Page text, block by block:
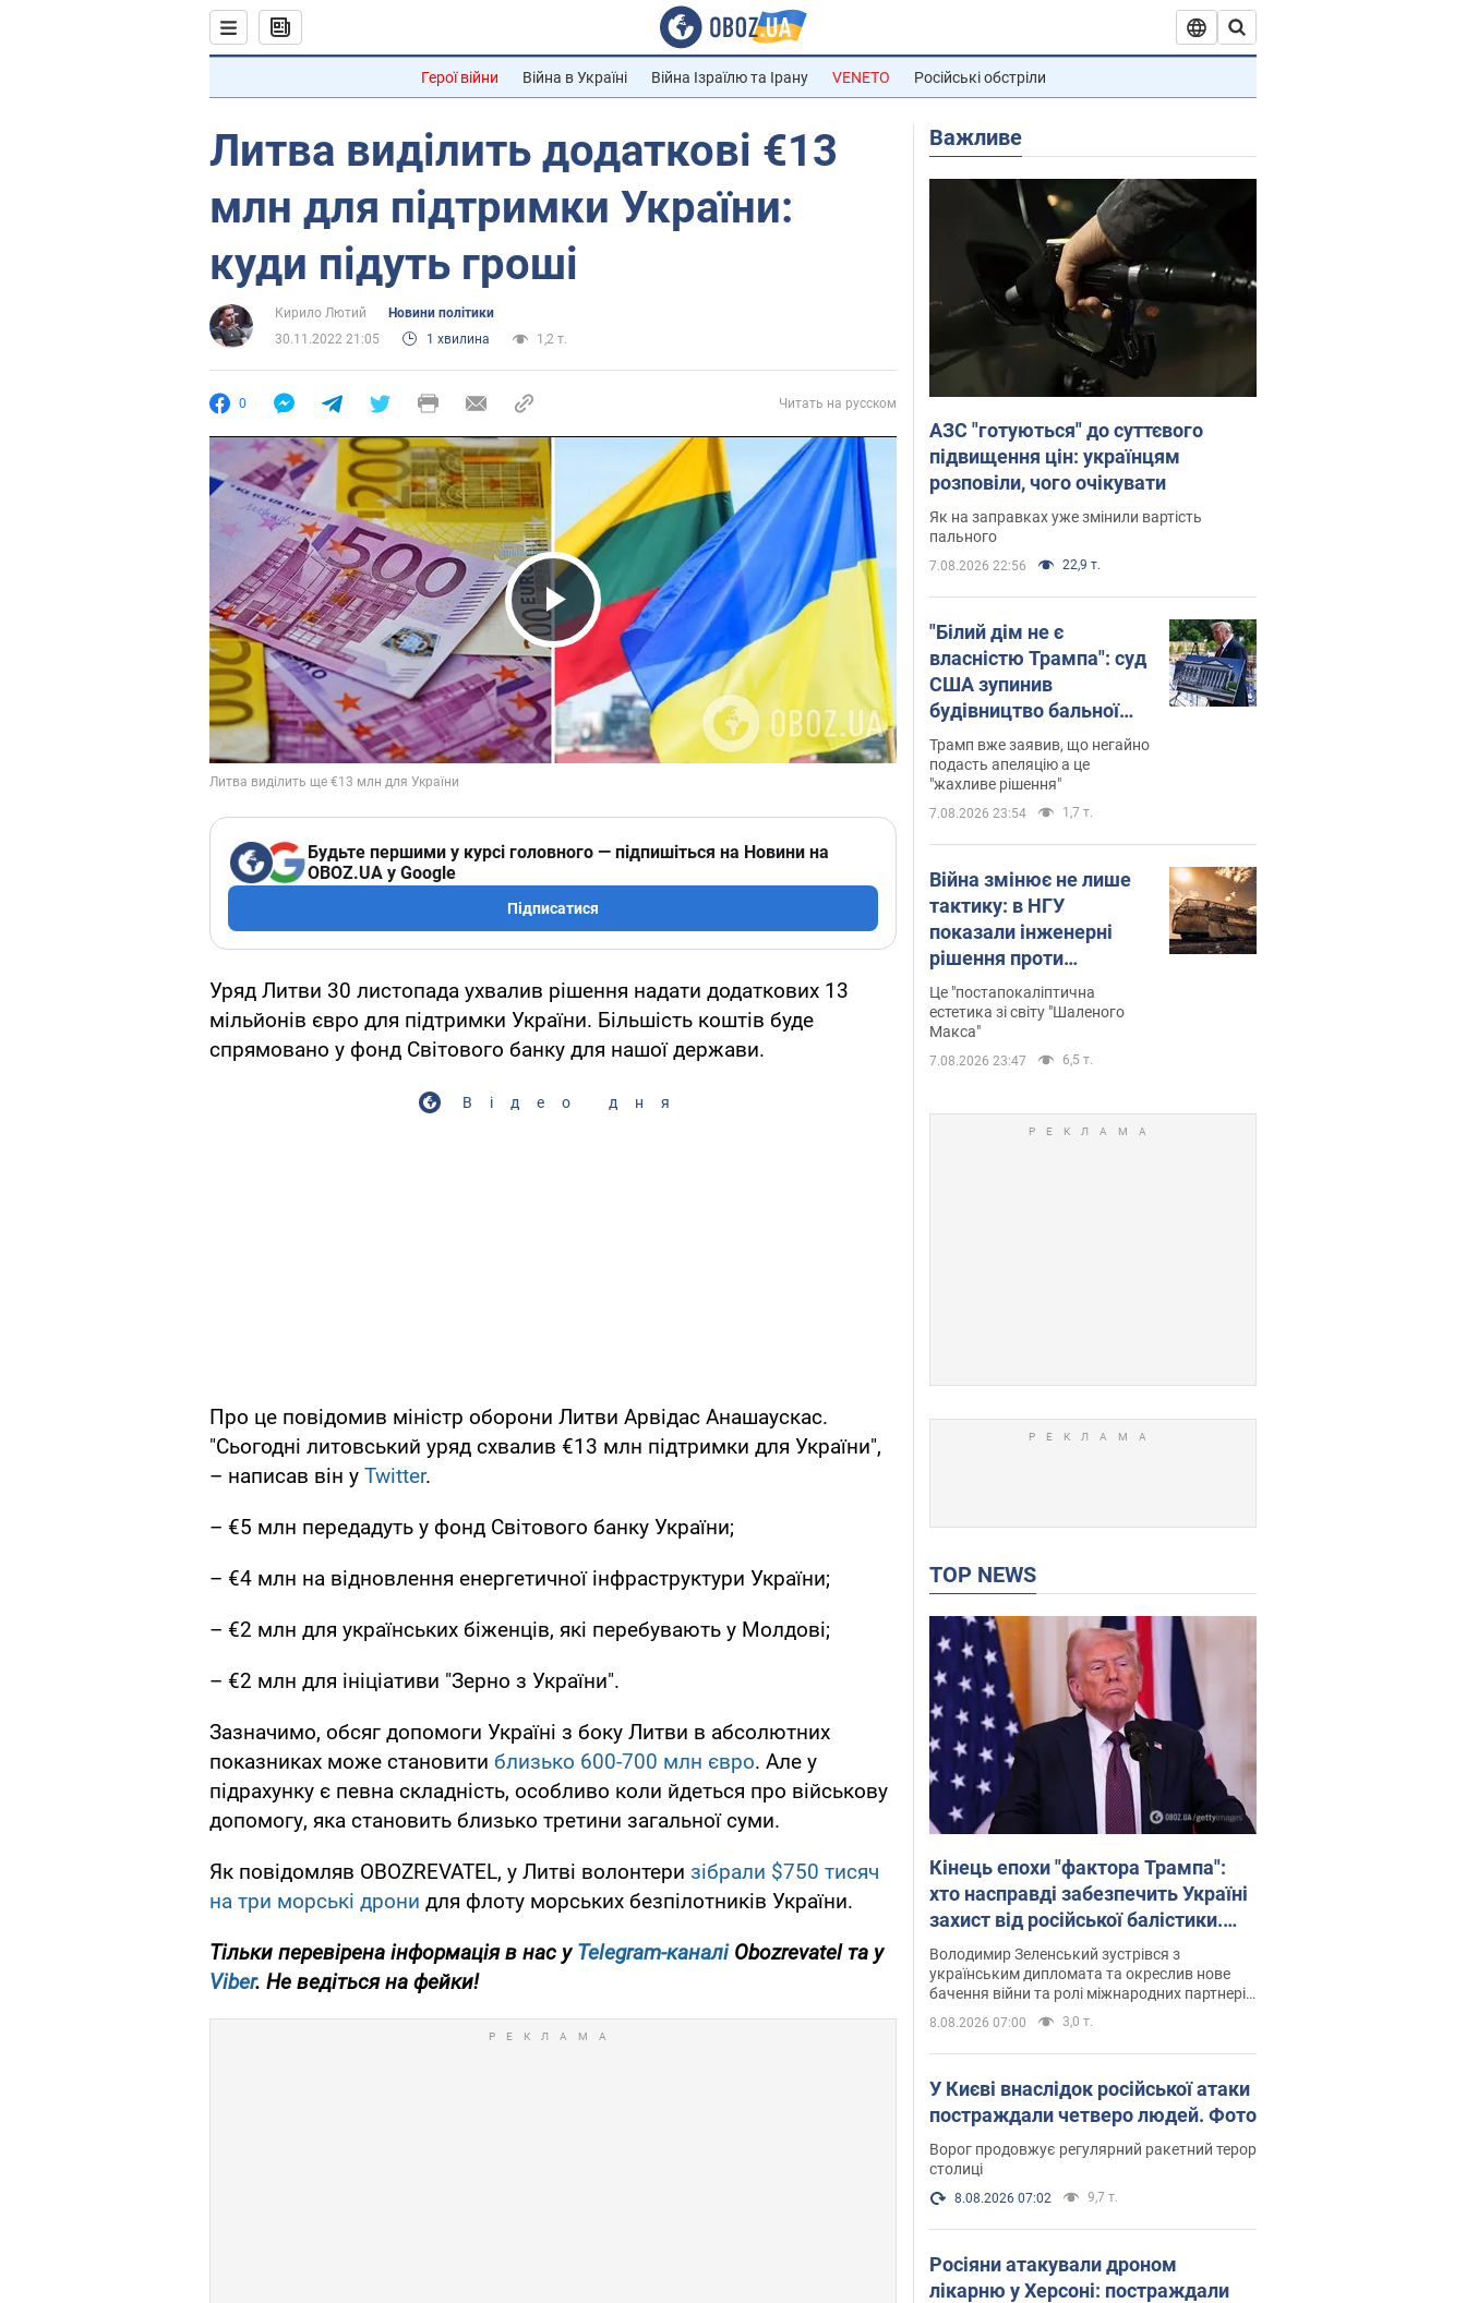
Герої війни Війна в Україні Війна Ізраїлю та Ірану VENETO Російські обстріли
Литва виділить додаткові €13
млн для підтримки України:
куди підуть гроші
Кирило Лютий
Новини політики
30.11.2022 21:05
1 хвилина 1,2 т.
0 Читать на русском
Play Video
Будьте першими у курсі головного — підпишіться на Новини на
OBOZ.UA у Google
Підписатися
Уряд Литви 30 листопада ухвалив рішення надати додаткових 13
мільйонів євро для підтримки України. Більшість коштів буде
спрямовано у фонд Світового банку для нашої держави.
Відео дня
Про це повідомив міністр оборони Литви Арвідас Анашаускас.
"Сьогодні литовський уряд схвалив €13 млн підтримки для України",
– написав він у Twitter.
– €5 млн передадуть у фонд Світового банку України;
– €4 млн на відновлення енергетичної інфраструктури України;
– €2 млн для українських біженців, які перебувають у Молдові;
– €2 млн для ініціативи "Зерно з України".
Зазначимо, обсяг допомоги Україні з боку Литви в абсолютних
показниках може становити близько 600-700 млн євро. Але у
підрахунку є певна складність, особливо коли йдеться про військову
допомогу, яка становить близько третини загальної суми.
Як повідомляв OBOZREVATEL, у Литві волонтери зібрали $750 тисяч
на три морські дрони для флоту морських безпілотників України.
Тільки перевірена інформація в нас уTelegram-каналіObozrevatel та у
Viber. Не ведіться на фейки!
Важливе
АЗС "готуються" до суттєвого
підвищення цін: українцям
розповіли, чого очікувати
Як на заправках уже змінили вартість
пального
7.08.2026 22:56 22,9 т.
"Білий дім не є
власністю Трампа": суд
США зупинив
будівництво бальної
зали за $400 млн
Трамп вже заявив, що негайно
подасть апеляцію а це
"жахливе рішення"
7.08.2026 23:54 1,7 т.
Війна змінює не лише
тактику: в НГУ
показали інженерні
рішення проти
російських FPV-дронів.
Фото
Це "постапокаліптична
естетика зі світу "Шаленого
Макса"
7.08.2026 23:47 6,5 т.
TOP NEWS
Кінець епохи "фактора Трампа":
хто насправді забезпечить Україні
захист від російської балістики.
Інтерв’ю з Безсмертним
Володимир Зеленський зустрівся з
українським дипломата та окреслив нове
бачення війни та ролі міжнародних партнерів
у боротьбі з Росією
8.08.2026 07:00 3,0 т.
У Києві внаслідок російської атаки
постраждали четверо людей. Фото
Ворог продовжує регулярний ракетний терор
столиці
8.08.2026 07:02 9,7 т.
Росіяни атакували дроном
лікарню у Херсоні: постраждали